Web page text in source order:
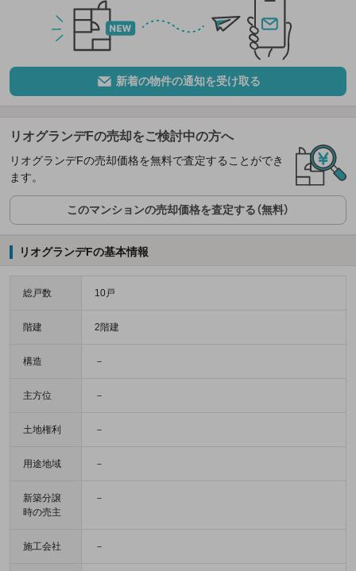
新着の物件の通知を受け取る
リオグランデFの売却をご検討中の方へ
リオグランデFの売却価格を無料で査定することができ
ます。
このマンションの売却価格を査定する（無料）
リオグランデFの基本情報
総戸数 10戸
階建 2階建
構造 －
主方位 －
土地権利 －
用途地域 －
新築分譲
時の売主
－
施工会社 －